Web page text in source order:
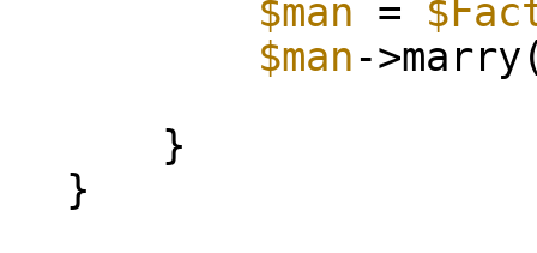
$man =
$man-
}
}